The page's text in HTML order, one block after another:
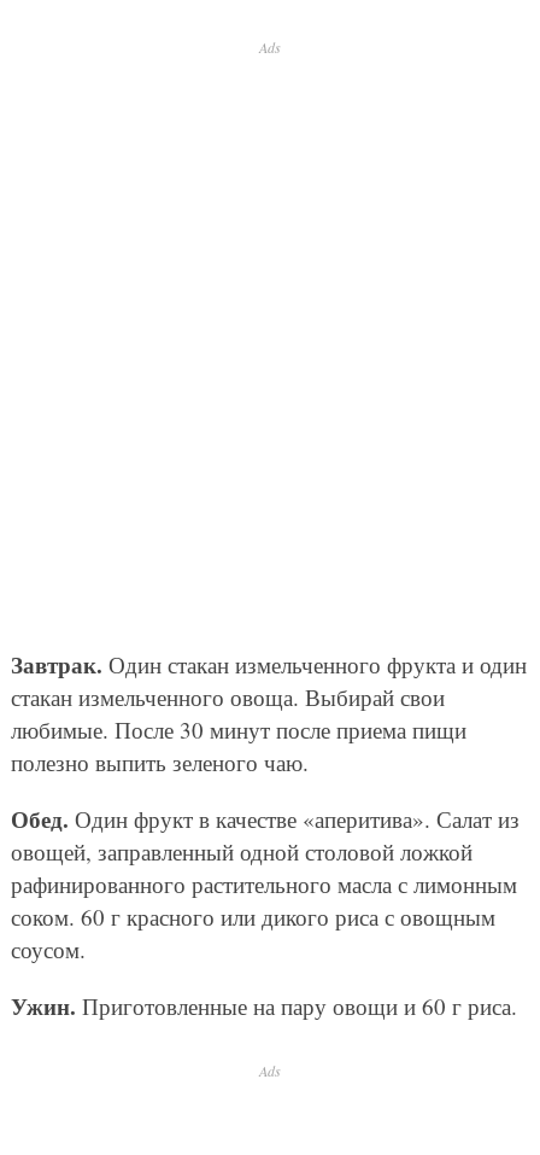
Ads
Завтрак. Один стакан измельченного фрукта и один
стакан измельченного овоща. Выбирай свои
любимые. После 30 минут после приема пищи
полезно выпить зеленого чаю.
Обед. Один фрукт в качестве «аперитива». Салат из
овощей, заправленный одной столовой ложкой
рафинированного растительного масла с лимонным
соком. 60 г красного или дикого риса с овощным
соусом.
Ужин. Приготовленные на пару овощи и 60 г риса.
Ads